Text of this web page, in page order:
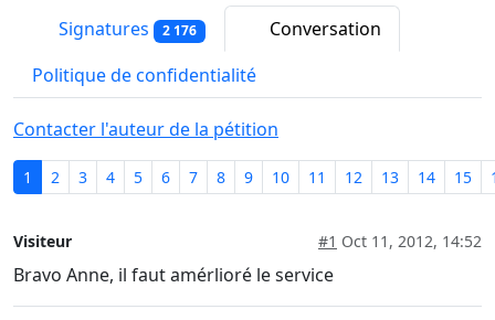
Signatures 2 176
Conversation
Politique de confidentialité
Contacter l'auteur de la pétition
1 2 3 4 5 6 7 8 9 10 11 12 13 14 15
Visiteur #1 Oct 11, 2012, 14:52
Bravo Anne, il faut amérlioré le service